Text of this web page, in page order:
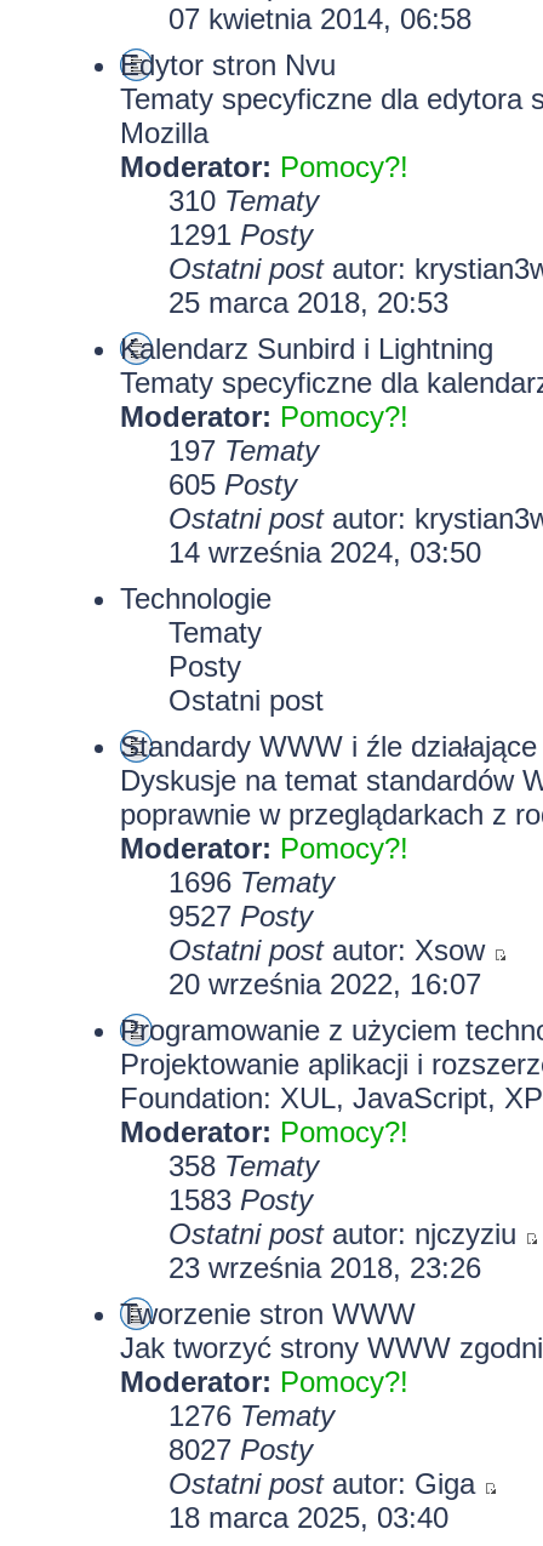
07 kwietnia 2014, 06:58
Edytor stron Nvu
Tematy specyficzne dla edytora
Mozilla
Moderator: Pomocy?!
310 Tematy
1291 Posty
Ostatni postautor:
25 marca 2018, 20:53
Kalendarz Sunbird i Lightning
Tematy specyficzne dla
Moderator: Pomocy?!
197 Tematy
605 Posty
Ostatni postautor:
14 września 2024, 03:50
Technologie
Tematy
Posty
Ostatni post
Standardy WWW i źle
Dyskusje na temat standardów
poprawnie w przeglądarkach z
Moderator: Pomocy?!
1696 Tematy
9527 Posty
Ostatni postautor: Xsow
20 września 2022, 16:07
Programowanie z użyciem
Projektowanie aplikacji i
Foundation: XUL, JavaScript,
Moderator: Pomocy?!
358 Tematy
1583 Posty
Ostatni postautor: njczyziu
23 września 2018, 23:26
Tworzenie stron WWW
Jak tworzyć strony WWW
Moderator: Pomocy?!
1276 Tematy
8027 Posty
Ostatni postautor: Giga
18 marca 2025, 03:40